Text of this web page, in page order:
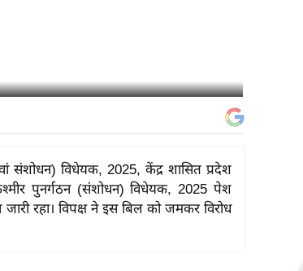
संशोधन) विधेयक, 2025, केंद्र शासित प्रदेश
पुनर्गठन (संशोधन) विधेयक, 2025 पेश
जारी रहा। विपक्ष ने इस बिल को जमकर विरोध